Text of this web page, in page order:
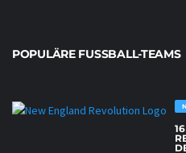
POPULÄRE FUSSBALL-TEAMS